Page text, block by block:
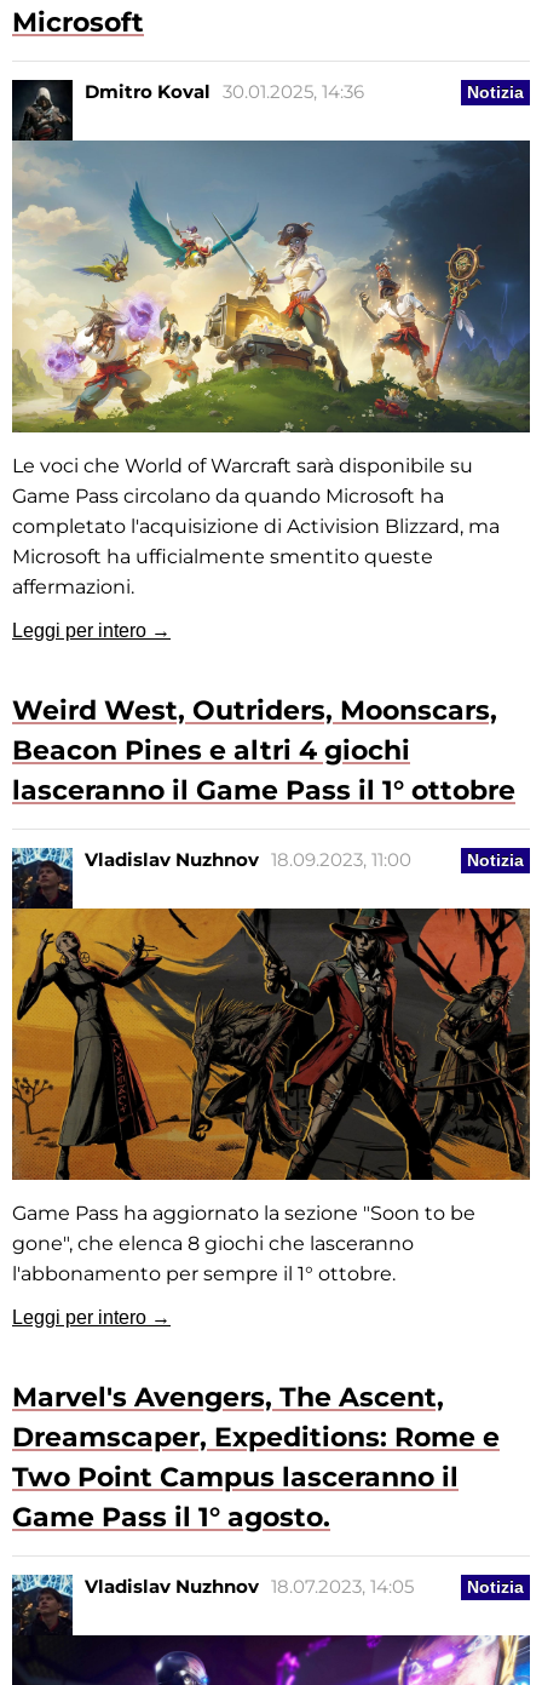
Microsoft
Notizia
Dmitro Koval 30.01.2025, 14:36
Le voci che World of Warcraft sarà disponibile su
Game Pass circolano da quando Microsoft ha
completato l'acquisizione di Activision Blizzard, ma
Microsoft ha ufficialmente smentito queste
affermazioni.
Leggi per intero →
Weird West, Outriders, Moonscars,
Beacon Pines e altri 4 giochi
lasceranno il Game Pass il 1° ottobre
Notizia
Vladislav Nuzhnov 18.09.2023, 11:00
Game Pass ha aggiornato la sezione "Soon to be
gone", che elenca 8 giochi che lasceranno
l'abbonamento per sempre il 1° ottobre.
Leggi per intero →
Marvel's Avengers, The Ascent,
Dreamscaper, Expeditions: Rome e
Two Point Campus lasceranno il
Game Pass il 1° agosto.
Notizia
Vladislav Nuzhnov 18.07.2023, 14:05